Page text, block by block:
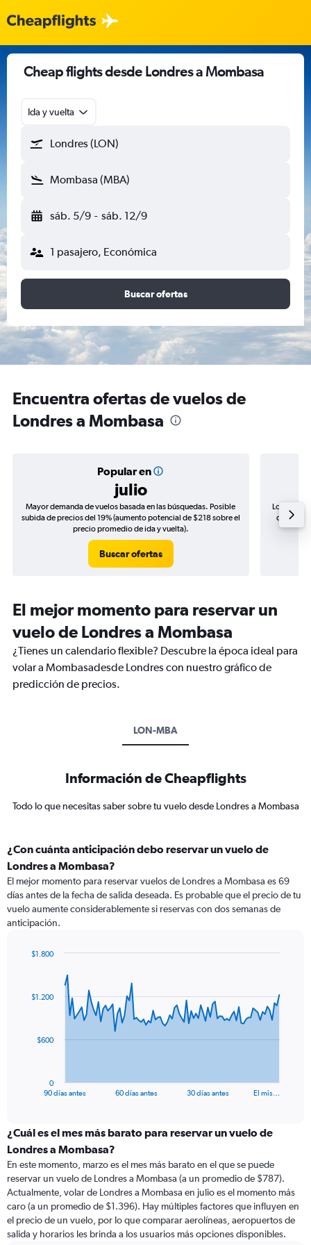
Cheap flights desde Londres a Mombasa
Ida y vuelta
Londres (LON)
Mombasa (MBA)
sáb. 5/9 - sáb. 12/9
1 pasajero, Económica
Buscar ofertas
Encuentra ofertas de vuelos de
Londres a Mombasa
Popular en
julio
Mayor demanda de vuelos basada en las búsquedas. Posible
subida de precios del 19% (aumento potencial de $218 sobre el
precio promedio de ida y vuelta).
Buscar ofertas
Los
de
El mejor momento para reservar un
vuelo de Londres a Mombasa
¿Tienes un calendario flexible? Descubre la época ideal para
volar a Mombasadesde Londres con nuestro gráfico de
predicción de precios.
LON-MBA
Información de Cheapflights
Todo lo que necesitas saber sobre tu vuelo desde Londres a Mombasa
¿Con cuánta anticipación debo reservar un vuelo de
Londres a Mombasa?
El mejor momento para reservar vuelos de Londres a Mombasa es 69
días antes de la fecha de salida deseada. Es probable que el precio de tu
vuelo aumente considerablemente si reservas con dos semanas de
anticipación.
data
The
categories.
Range:
categories.
The
chart
has
1
Y
90 días antes 60 días antes 30 días antes El mis…
0
$600
$1.200
$1.800
¿Cuál es el mes más barato para reservar un vuelo de
Londres a Mombasa?
En este momento, marzo es el mes más barato en el que se puede
reservar un vuelo de Londres a Mombasa (a un promedio de $787).
Actualmente, volar de Londres a Mombasa en julio es el momento más
caro (a un promedio de $1.396). Hay múltiples factores que influyen en
el precio de un vuelo, por lo que comparar aerolíneas, aeropuertos de
salida y horarios les brinda a los usuarios más opciones disponibles.